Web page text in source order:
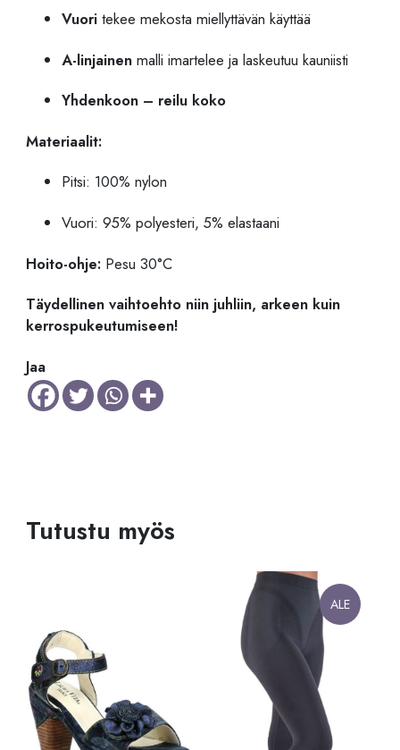
Vuori tekee mekosta miellyttävän käyttää
A-linjainen malli imartelee ja laskeutuu kauniisti
Yhdenkoon – reilu koko
Materiaalit:
Pitsi: 100% nylon
Vuori: 95% polyesteri, 5% elastaani
Hoito-ohje: Pesu 30°C
Täydellinen vaihtoehto niin juhliin, arkeen kuin
kerrospukeutumiseen!
Jaa
Tutustu myös
ALE